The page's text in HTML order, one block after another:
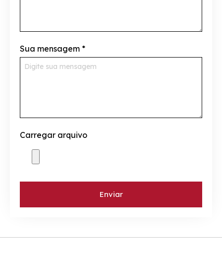
Sua mensagem *
Carregar arquivo
Enviar